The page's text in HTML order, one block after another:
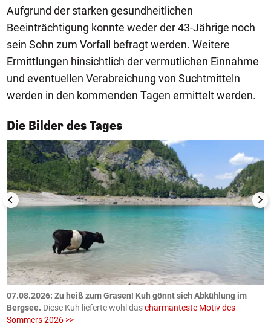
Aufgrund der starken gesundheitlichen
Beeinträchtigung konnte weder der 43-Jährige noch
sein Sohn zum Vorfall befragt werden. Weitere
Ermittlungen hinsichtlich der vermutlichen Einnahme
und eventuellen Verabreichung von Suchtmitteln
werden in den kommenden Tagen ermittelt werden.
Die Bilder des Tages
1/50
07.08.2026: Zu heiß zum Grasen! Kuh gönnt sich Abkühlung im
Bergsee. Diese Kuh lieferte wohl dascharmanteste Motiv des
Sommers 2026 >>